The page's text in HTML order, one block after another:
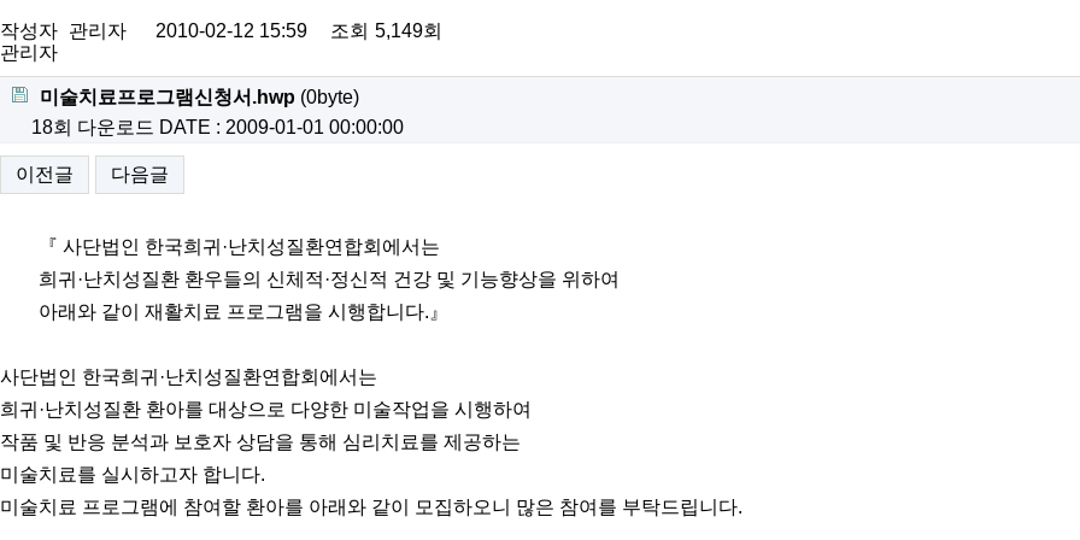
작성자 관리자 2010-02-12 15:59 조회 5,149회
관리자
미술치료프로그램신청서.hwp (0byte)
18회 다운로드 DATE : 2009-01-01 00:00:00
이전글 다음글
『 사단법인 한국희귀·난치성질환연합회에서는
희귀·난치성질환 환우들의 신체적·정신적 건강 및 기능향상을 위하여
아래와 같이 재활치료 프로그램을 시행합니다.』
사단법인 한국희귀·난치성질환연합회에서는
희귀·난치성질환 환아를 대상으로 다양한 미술작업을 시행하여
작품 및 반응 분석과 보호자 상담을 통해 심리치료를 제공하는
미술치료를 실시하고자 합니다.
미술치료 프로그램에 참여할 환아를 아래와 같이 모집하오니 많은 참여를 부탁드립니다.